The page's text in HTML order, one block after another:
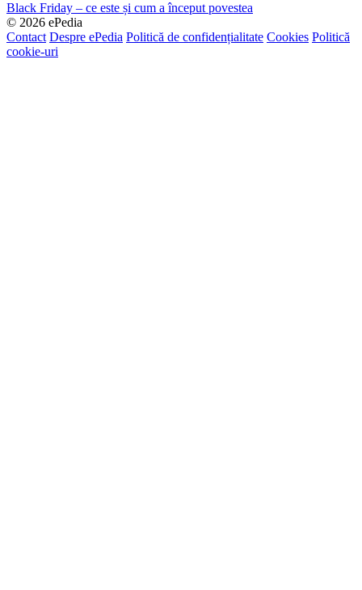
Black Friday – ce este și cum a început povestea
© 2026 ePedia
Contact Despre ePedia Politică de confidențialitate Cookies Politică
cookie-uri